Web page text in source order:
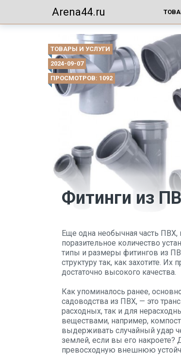
Arena44.ru
ТОВАРЫ И УСЛУГИ
2024-09-07
ПРОСМОТРОВ: 1092
Фитинги из
Еще одна необычная часть
поразительное количество
типы и размеры фитингов из
структуру так, как захотите. Их
достаточно высокого качества.
Как упоминалось ранее,
садоводства из ПВХ, — это
расходных, так и для
веществами, например,
выдерживать случайный удар
землей, если вы его накроете?
превосходную внешнюю